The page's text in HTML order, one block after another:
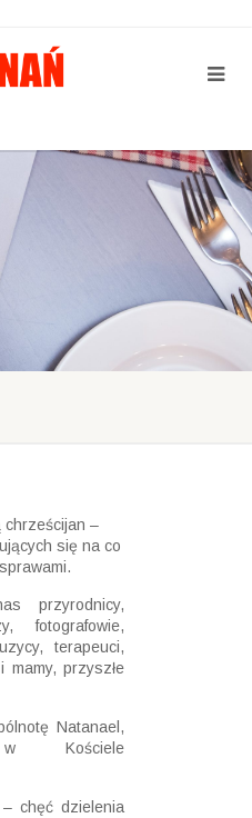
chrześcijan –
się na co
przyrodnicy,
fotografowie,
terapeuci,
mamy, przyszłe
Natanael,
Kościele
chęć dzielenia